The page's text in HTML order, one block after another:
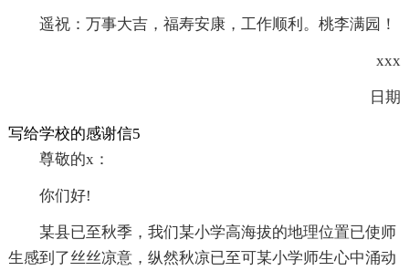
遥祝：万事大吉，福寿安康，工作顺利。桃李满园！
xxx
日期
写给学校的感谢信5
尊敬的x：
你们好!
某县已至秋季，我们某小学高海拔的地理位置已使师
生感到了丝丝凉意，纵然秋凉已至可某小学师生心中涌动